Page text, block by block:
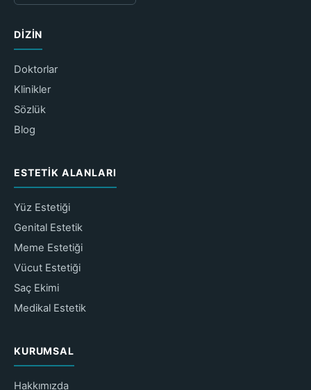
DIZIN
Doktorlar
Klinikler
Sözlük
Blog
ESTETIK ALANLARI
Yüz Estetiği
Genital Estetik
Meme Estetiği
Vücut Estetiği
Saç Ekimi
Medikal Estetik
KURUMSAL
Hakkımızda